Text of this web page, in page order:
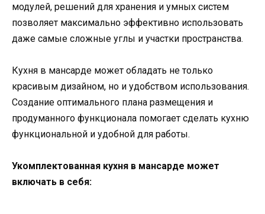
модулей, решений для хранения и умных систем
позволяет максимально эффективно использовать
даже самые сложные углы и участки пространства.
Кухня в мансарде может обладать не только
красивым дизайном, но и удобством использования.
Создание оптимального плана размещения и
продуманного функционала помогает сделать кухню
функциональной и удобной для работы.
Укомплектованная кухня в мансарде может
включать в себя: